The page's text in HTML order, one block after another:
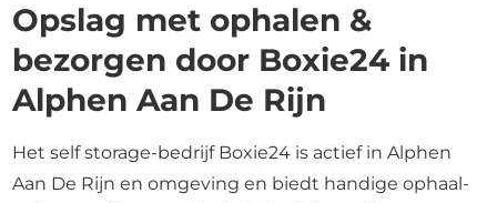
Opslag met ophalen &
bezorgen door Boxie24 in
Alphen Aan De Rijn
Het self storage-bedrijf Boxie24 is actief in Alphen
Aan De Rijn en omgeving en biedt handige ophaal-